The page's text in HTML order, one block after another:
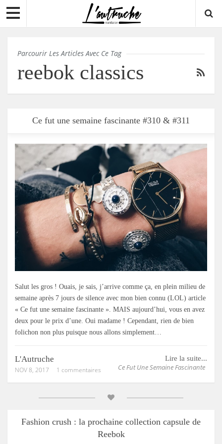
Parcourir Les Articles Avec Ce Tag
reebok classics
Ce fut une semaine fascinante #310 & #311
Salut les gros ! Ouais, je sais, j’arrive comme ça, en plein milieu de
semaine après 7 jours de silence avec mon bien connu (LOL) article
« Ce fut une semaine fascinante ». MAIS aujourd’hui, vous en avez
deux pour le prix d’une. Oui madame ! Cependant, rien de bien
folichon non plus puisque nous allons simplement…
Lire la suite...
Ce Fut Une Semaine Fascinante
L'Autruche
NOV 8, 2017 1 commentaires
Fashion crush : la prochaine collection capsule de
Reebok